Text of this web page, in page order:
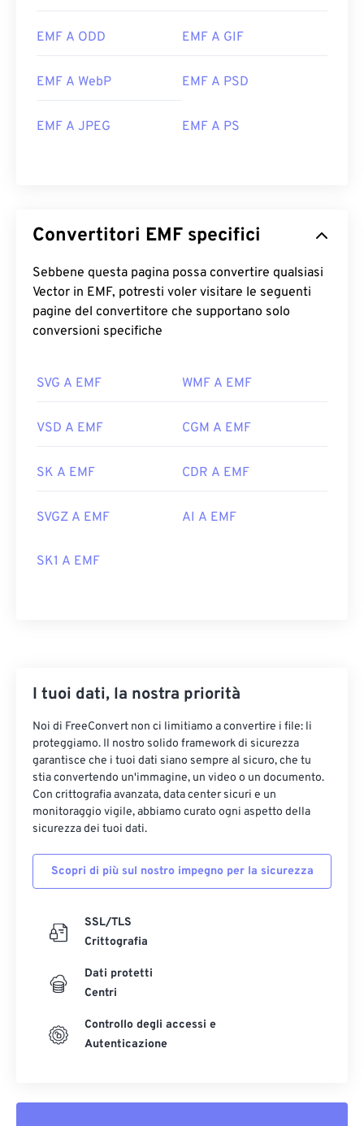
aprire EMF, disponibile sia per Windows che per
Altri visualizzatori da provare sonoPhotoFiltre
Windows.
EMF A ODD EMF A GIF
EMF A WebP EMF A PSD
EMF A JPEG EMF A PS
Convertitori EMF specifici
Sebbene questa pagina possa convertire qualsiasi
Vector in EMF, potresti voler visitare le seguenti
pagine del convertitore che supportano solo
conversioni specifiche
SVG A EMF WMF A EMF
VSD A EMF CGM A EMF
SK A EMF CDR A EMF
SVGZ A EMF AI A EMF
SK1 A EMF
I tuoi dati, la nostra priorità
Noi di FreeConvert non ci limitiamo a convertire i file: li
proteggiamo. Il nostro solido framework di sicurezza
garantisce che i tuoi dati siano sempre al sicuro, che tu
stia convertendo un'immagine, un video o un documento.
Con crittografia avanzata, data center sicuri e un
monitoraggio vigile, abbiamo curato ogni aspetto della
sicurezza dei tuoi dati.
Scopri di più sul nostro impegno per la sicurezza
SSL/TLS
Crittografia
Dati protetti
Centri
Controllo degli accessi e
Autenticazione